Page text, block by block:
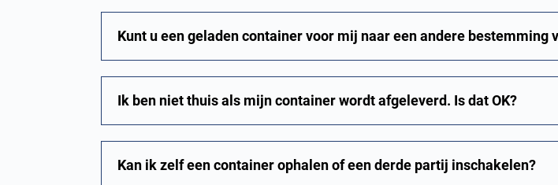
Kunt u een geladen container voor mij naar een andere bestemming
Ik ben niet thuis als mijn container wordt afgeleverd. Is dat OK?
Kan ik zelf een container ophalen of een derde partij inschakelen?